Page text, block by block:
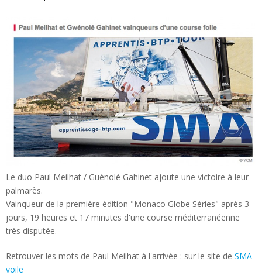
Le duo Paul Meilhat / Guénolé Gahinet ajoute une victoire à leur
palmarès.
Vainqueur de la première édition "Monaco Globe Séries" après 3
jours, 19 heures et 17 minutes d'une course méditerranéenne
très disputée.
Retrouver les mots de Paul Meilhat à l'arrivée : sur le site de SMA
voile